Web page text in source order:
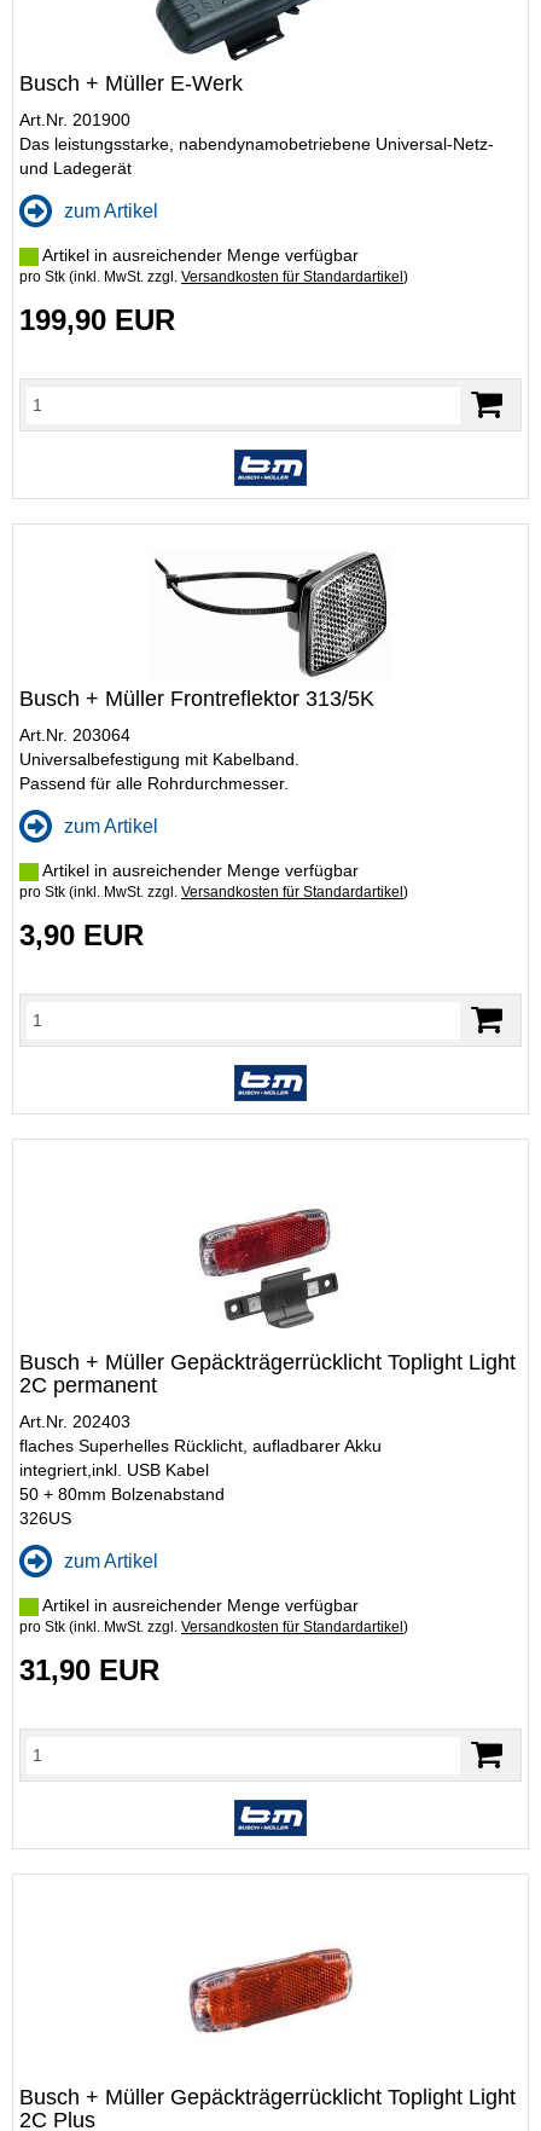
Busch + Müller E-Werk
Art.Nr. 201900
Das leistungsstarke, nabendynamobetriebene Universal-Netz-
und Ladegerät
zum Artikel
Artikel in ausreichender Menge verfügbar
pro Stk (inkl. MwSt. zzgl. Versandkosten für Standardartikel )
199,90 EUR
Busch + Müller Frontreflektor 313/5K
Art.Nr. 203064
Universalbefestigung mit Kabelband.
Passend für alle Rohrdurchmesser.
zum Artikel
Artikel in ausreichender Menge verfügbar
pro Stk (inkl. MwSt. zzgl. Versandkosten für Standardartikel )
3,90 EUR
Busch + Müller Gepäckträgerrücklicht Toplight Light
2C permanent
Art.Nr. 202403
flaches Superhelles Rücklicht, aufladbarer Akku
integriert,inkl. USB Kabel
50 + 80mm Bolzenabstand
326US
zum Artikel
Artikel in ausreichender Menge verfügbar
pro Stk (inkl. MwSt. zzgl. Versandkosten für Standardartikel )
31,90 EUR
Busch + Müller Gepäckträgerrücklicht Toplight Light
2C Plus